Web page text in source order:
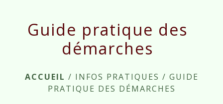
Guide pratique des
démarches
ACCUEIL / INFOS PRATIQUES / GUIDE
PRATIQUE DES DÉMARCHES